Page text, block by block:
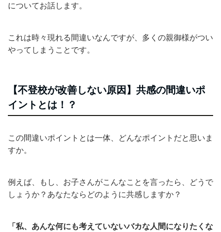
についてお話します。
これは時々現れる間違いなんですが、多くの親御様がつい
やってしまうことです。
【不登校が改善しない原因】共感の間違いポ
イントとは！？
この間違いポイントとは一体、どんなポイントだと思いま
すか。
例えば、もし、お子さんがこんなことを言ったら、どうで
しょうか？あなたならどのように共感しますか？
「私、あんな何にも考えていないバカな人間になりたくな